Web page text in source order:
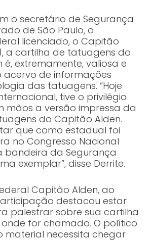
o secretário de Segurança
de São Paulo, o
licenciado, o Capitão
a cartilha de tatuagens do
extremamente, valiosa e
acervo de informações
das tatuagens. “Hoje
tive o privilégio
mãos a versão impressa da
do Capitão Alden.
que como estadual foi
no Congresso Nacional
bandeira da Segurança
exemplar”, disse Derrite.
Capitão Alden, ao
destacou estar
palestrar sobre sua cartilha
for chamado. O político
material necessita chegar